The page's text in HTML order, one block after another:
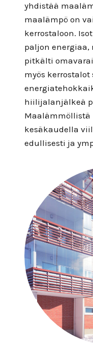
yhdistää
maalämpö on
kerrostaloon.
paljon energiaa,
pitkälti
myös kerrostalot
hiilijalanjälkeä
Maalämmöllistä
kesäkaudella
edullisesti ja